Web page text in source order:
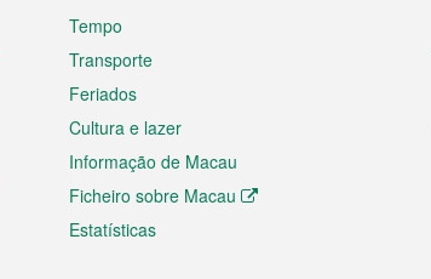
Tempo
Transporte
Feriados
Cultura e lazer
Informação de Macau
Ficheiro sobre Macau
Estatísticas